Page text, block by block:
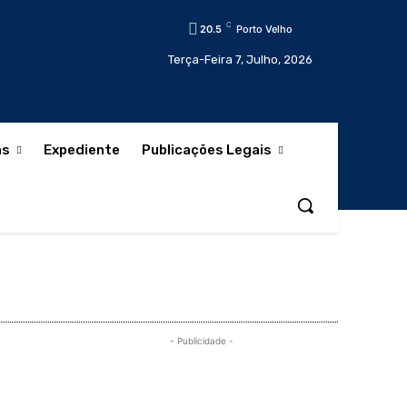
20.5 C Porto Velho
Terça-Feira 7, Julho, 2026
Expediente Publicações Legais
- Publicidade -